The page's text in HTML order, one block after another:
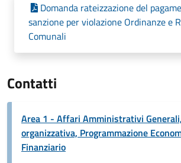
Domanda rateizzazione del
sanzione per violazione Ordinanze e
Comunali
Contatti
Area 1 - Affari Amministrativi
organizzativa, Programmazione
Finanziario